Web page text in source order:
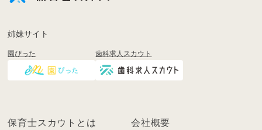
く
ン
姉妹サイト
園ぴった 歯科求人スカウト
保育士スカウトとは 会社概要